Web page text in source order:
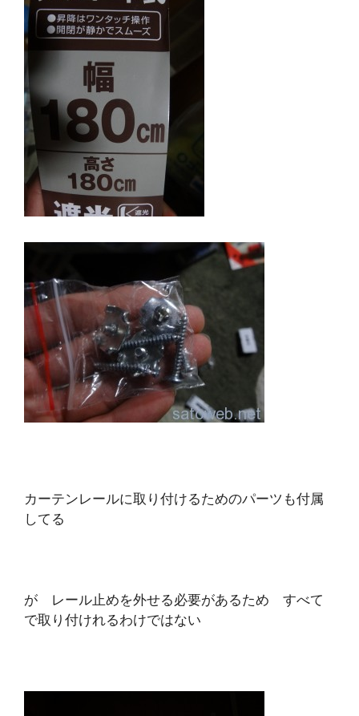
カーテンレールに取り付けるためのパーツも付属
してる
が レール止めを外せる必要があるため すべて
で取り付けれるわけではない